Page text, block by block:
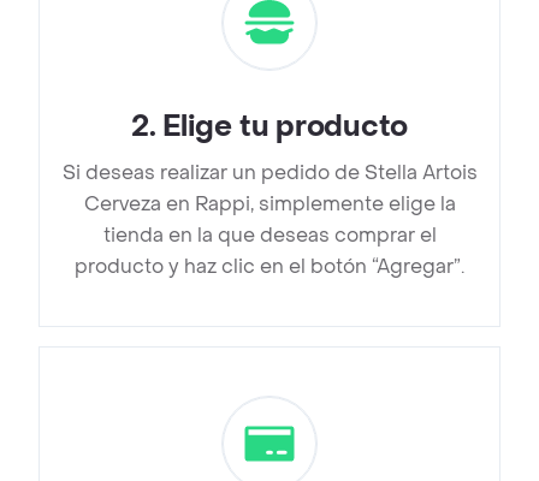
2. Elige tu producto
Si deseas realizar un pedido de Stella Artois
Cerveza en Rappi, simplemente elige la
tienda en la que deseas comprar el
producto y haz clic en el botón “Agregar”.